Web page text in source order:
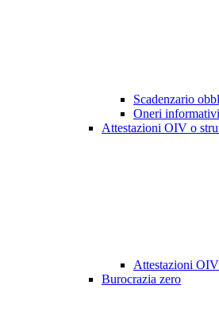
Scadenzario
Oneri
Attestazioni OIV o
Attestazioni
Burocrazia zero